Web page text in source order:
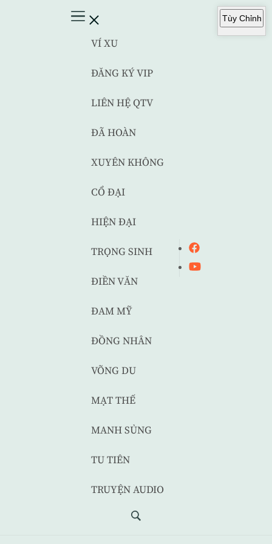
VÍ XU
ĐĂNG KÝ VIP
LIÊN HỆ QTV
ĐÃ HOÀN
XUYÊN KHÔNG
CỔ ĐẠI
HIỆN ĐẠI
TRỌNG SINH
ĐIỀN VĂN
ĐAM MỸ
ĐỒNG NHÂN
VÕNG DU
MẠT THẾ
MANH SỦNG
TU TIÊN
TRUYỆN AUDIO
Tùy Chỉnh